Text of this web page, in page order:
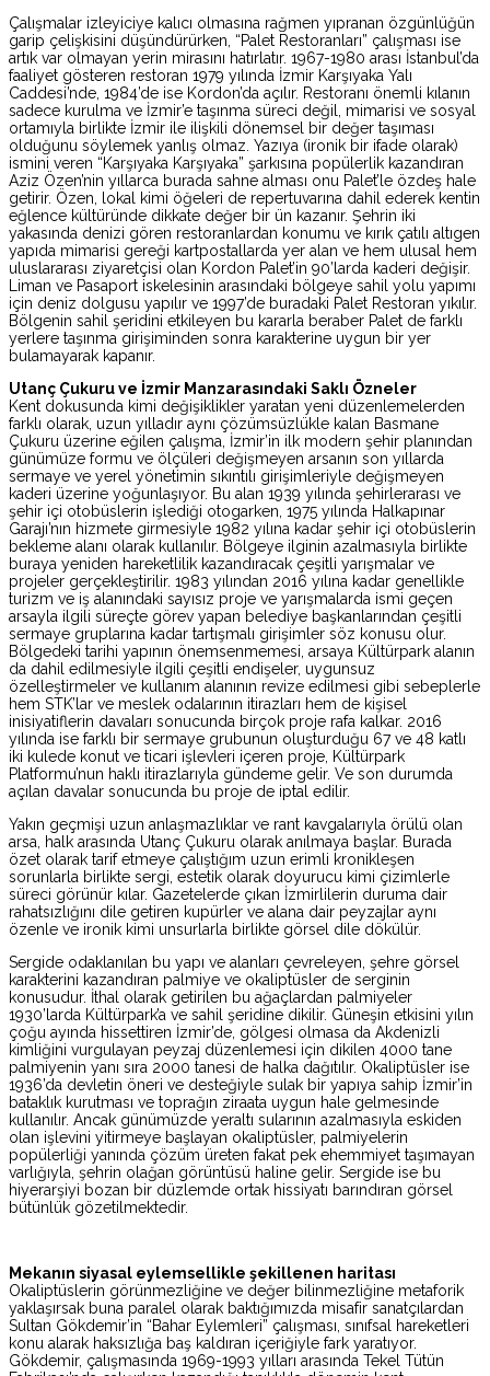
Çalışmalar izleyiciye kalıcı olmasına rağmen yıpranan özgünlüğün
garip çelişkisini düşündürürken, “Palet Restoranları” çalışması ise
artık var olmayan yerin mirasını hatırlatır. 1967-1980 arası İstanbul’da
faaliyet gösteren restoran 1979 yılında İzmir Karşıyaka Yalı
Caddesi’nde, 1984’de ise Kordon’da açılır. Restoranı önemli kılanın
sadece kurulma ve İzmir’e taşınma süreci değil, mimarisi ve sosyal
ortamıyla birlikte İzmir ile ilişkili dönemsel bir değer taşıması
olduğunu söylemek yanlış olmaz. Yazıya (ironik bir ifade olarak)
ismini veren “Karşıyaka Karşıyaka” şarkısına popülerlik kazandıran
Aziz Özen’nin yıllarca burada sahne alması onu Palet’le özdeş hale
getirir. Özen, lokal kimi öğeleri de repertuvarına dahil ederek kentin
eğlence kültüründe dikkate değer bir ün kazanır. Şehrin iki
yakasında denizi gören restoranlardan konumu ve kırık çatılı altıgen
yapıda mimarisi gereği kartpostallarda yer alan ve hem ulusal hem
uluslararası ziyaretçisi olan Kordon Palet’in 90’larda kaderi değişir.
Liman ve Pasaport iskelesinin arasındaki bölgeye sahil yolu yapımı
için deniz dolgusu yapılır ve 1997’de buradaki Palet Restoran yıkılır.
Bölgenin sahil şeridini etkileyen bu kararla beraber Palet de farklı
yerlere taşınma girişiminden sonra karakterine uygun bir yer
bulamayarak kapanır.
Utanç Çukuru ve İzmir Manzarasındaki Saklı Özneler
Kent dokusunda kimi değişiklikler yaratan yeni düzenlemelerden
farklı olarak, uzun yılladır aynı çözümsüzlükle kalan Basmane
Çukuru üzerine eğilen çalışma, İzmir’in ilk modern şehir planından
günümüze formu ve ölçüleri değişmeyen arsanın son yıllarda
sermaye ve yerel yönetimin sıkıntılı girişimleriyle değişmeyen
kaderi üzerine yoğunlaşıyor. Bu alan 1939 yılında şehirlerarası ve
şehir içi otobüslerin işlediği otogarken, 1975 yılında Halkapınar
Garajı’nın hizmete girmesiyle 1982 yılına kadar şehir içi otobüslerin
bekleme alanı olarak kullanılır. Bölgeye ilginin azalmasıyla birlikte
buraya yeniden hareketlilik kazandıracak çeşitli yarışmalar ve
projeler gerçekleştirilir. 1983 yılından 2016 yılına kadar genellikle
turizm ve iş alanındaki sayısız proje ve yarışmalarda ismi geçen
arsayla ilgili süreçte görev yapan belediye başkanlarından çeşitli
sermaye gruplarına kadar tartışmalı girişimler söz konusu olur.
Bölgedeki tarihi yapının önemsenmemesi, arsaya Kültürpark alanın
da dahil edilmesiyle ilgili çeşitli endişeler, uygunsuz
özelleştirmeler ve kullanım alanının revize edilmesi gibi sebeplerle
hem STK’lar ve meslek odalarının itirazları hem de kişisel
inisiyatiflerin davaları sonucunda birçok proje rafa kalkar. 2016
yılında ise farklı bir sermaye grubunun oluşturduğu 67 ve 48 katlı
iki kulede konut ve ticari işlevleri içeren proje, Kültürpark
Platformu’nun haklı itirazlarıyla gündeme gelir. Ve son durumda
açılan davalar sonucunda bu proje de iptal edilir.
Yakın geçmişi uzun anlaşmazlıklar ve rant kavgalarıyla örülü olan
arsa, halk arasında Utanç Çukuru olarak anılmaya başlar. Burada
özet olarak tarif etmeye çalıştığım uzun erimli kronikleşen
sorunlarla birlikte sergi, estetik olarak doyurucu kimi çizimlerle
süreci görünür kılar. Gazetelerde çıkan İzmirlilerin duruma dair
rahatsızlığını dile getiren kupürler ve alana dair peyzajlar aynı
özenle ve ironik kimi unsurlarla birlikte görsel dile dökülür.
Sergide odaklanılan bu yapı ve alanları çevreleyen, şehre görsel
karakterini kazandıran palmiye ve okaliptüsler de serginin
konusudur. İthal olarak getirilen bu ağaçlardan palmiyeler
1930’larda Kültürpark’a ve sahil şeridine dikilir. Güneşin etkisini yılın
çoğu ayında hissettiren İzmir’de, gölgesi olmasa da Akdenizli
kimliğini vurgulayan peyzaj düzenlemesi için dikilen 4000 tane
palmiyenin yanı sıra 2000 tanesi de halka dağıtılır. Okaliptüsler ise
1936’da devletin öneri ve desteğiyle sulak bir yapıya sahip İzmir’in
bataklık kurutması ve toprağın ziraata uygun hale gelmesinde
kullanılır. Ancak günümüzde yeraltı sularının azalmasıyla eskiden
olan işlevini yitirmeye başlayan okaliptüsler, palmiyelerin
popülerliği yanında çözüm üreten fakat pek ehemmiyet taşımayan
varlığıyla, şehrin olağan görüntüsü haline gelir. Sergide ise bu
hiyerarşiyi bozan bir düzlemde ortak hissiyatı barındıran görsel
bütünlük gözetilmektedir.
Mekanın siyasal eylemsellikle şekillenen haritası
Okaliptüslerin görünmezliğine ve değer bilinmezliğine metaforik
yaklaşırsak buna paralel olarak baktığımızda misafir sanatçılardan
Sultan Gökdemir’in “Bahar Eylemleri” çalışması, sınıfsal hareketleri
konu alarak haksızlığa baş kaldıran içeriğiyle fark yaratıyor.
Gökdemir, çalışmasında 1969-1993 yılları arasında Tekel Tütün